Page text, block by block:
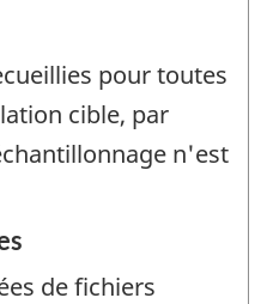
pour toutes
cible, par
n'est
de fichiers